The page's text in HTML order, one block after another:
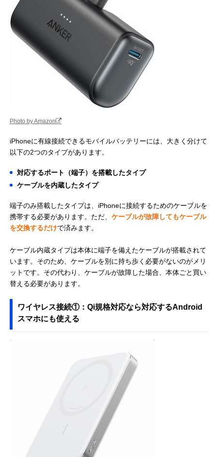
Photo by Amazon
iPhoneに有線接続できるモバイルバッテリーには、大きく分けて
以下の2つのタイプがあります。
対応するポート（端子）を搭載したタイプ
ケーブルを内蔵したタイプ
端子のみ搭載したタイプは、iPhoneに接続するためのケーブルを
携帯する必要があります。ただ、 ケーブルが故障してもケーブル
を交換するだけで済みます。
ケーブル内蔵タイプは本体に端子を備えたケーブルが搭載されて
います。そのため、ケーブルを別に持ち歩く必要がないのがメリ
ットです。その代わり、ケーブルが故障した場合、本体ごと買い
替える必要があります。
ワイヤレス接続①：Qi規格対応なら対応するAndroid
スマホにも使える